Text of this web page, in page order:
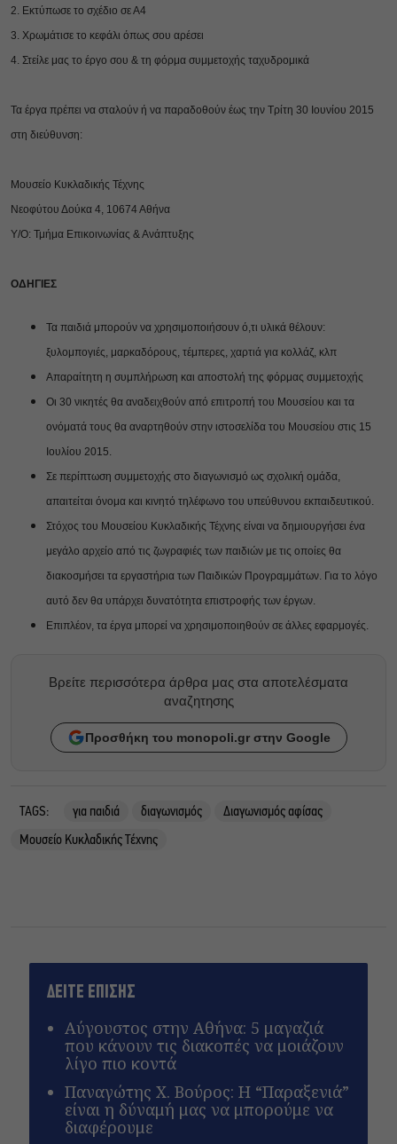
2. Εκτύπωσε το σχέδιο σε Α4
3. Χρωμάτισε το κεφάλι όπως σου αρέσει
4. Στείλε μας το έργο σου & τη φόρμα συμμετοχής ταχυδρομικά
Τα έργα πρέπει να σταλούν ή να παραδοθούν έως την Τρίτη 30 Ιουνίου 2015
στη διεύθυνση:
Μουσείο Κυκλαδικής Τέχνης
Νεοφύτου Δούκα 4, 10674 Αθήνα
Υ/Ο: Τμήμα Επικοινωνίας & Ανάπτυξης
ΟΔΗΓΙΕΣ
Τα παιδιά μπορούν να χρησιμοποιήσουν ό,τι υλικά θέλουν:
ξυλομπογιές, μαρκαδόρους, τέμπερες, χαρτιά για κολλάζ, κλπ
Απαραίτητη η συμπλήρωση και αποστολή της φόρμας συμμετοχής
Οι 30 νικητές θα αναδειχθούν από επιτροπή του Μουσείου και τα
ονόματά τους θα αναρτηθούν στην ιστοσελίδα του Μουσείου στις 15
Ιουλίου 2015.
Σε περίπτωση συμμετοχής στο διαγωνισμό ως σχολική ομάδα,
απαιτείται όνομα και κινητό τηλέφωνο του υπεύθυνου εκπαιδευτικού.
Στόχος του Μουσείου Κυκλαδικής Τέχνης είναι να δημιουργήσει ένα
μεγάλο αρχείο από τις ζωγραφιές των παιδιών με τις οποίες θα
διακοσμήσει τα εργαστήρια των Παιδικών Προγραμμάτων. Για το λόγο
αυτό δεν θα υπάρχει δυνατότητα επιστροφής των έργων.
Επιπλέον, τα έργα μπορεί να χρησιμοποιηθούν σε άλλες εφαρμογές.
Βρείτε περισσότερα άρθρα μας στα αποτελέσματα
αναζητησης
Προσθήκη του monopoli.gr στην Google
TAGS: για παιδιά διαγωνισμός
Διαγωνισμός αφίσας
Μουσείο Κυκλαδικής Τέχνης
ΔΕΙΤΕ ΕΠΙΣΗΣ
Αύγουστος στην Αθήνα: 5 μαγαζιά
που κάνουν τις διακοπές να μοιάζουν
λίγο πιο κοντά
Παναγώτης Χ. Βούρος: Η “Παραξενιά”
είναι η δύναμή μας να μπορούμε να
διαφέρουμε